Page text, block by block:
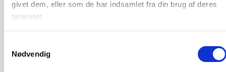
givet dem, eller som de har indsamlet fra din brug af deres
tjenester.
Nødvendig
Har du ikke idéen 100 % på plads, står vi også klar til at
hjælpe der. Vi har mange års erfaring med produktion af
disse produkter og kan derfor yde den bedste rådgivning i
forhold til, hvilke materialer vi skal bruge, hvordan en